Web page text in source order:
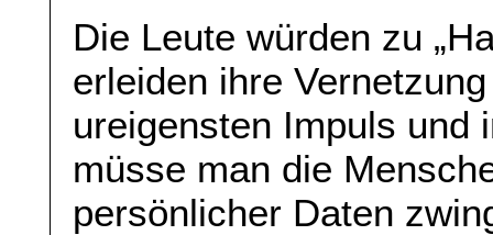
Die Leute würden zu
erleiden ihre
ureigensten Impuls und
müsse man die
persönlicher Daten